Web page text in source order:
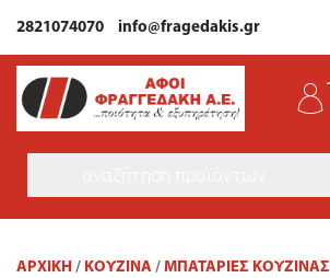
2821074070 info@fragedakis.gr
ΑΡΧΙΚΉ / ΚΟΥΖΙΝΑ / ΜΠΑΤΑΡΊΕΣ ΚΟΥΖΊΝΑΣ